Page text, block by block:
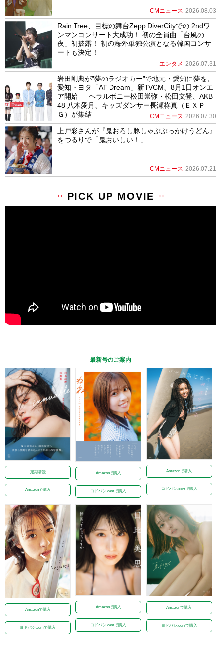
CMニュース 2026.08.03
Rain Tree、目標の舞台Zepp DiverCityでの 2ndワ
ンマンコンサート大成功！ 初の全員曲「台風の
夜」初披露！ 初の海外単独公演となる韓国コンサ
ートも決定！
エンタメ 2026.07.31
岩田剛典が”夢のラジオカー”で地元・愛知に夢を。
愛知トヨタ「AT Dream」新TVCM、8月1日オンエ
ア開始 ― ヘラルボニー松田崇弥・松田文登、AKB
48 八木愛月、キッズダンサー長瀬柊真（ＥＸＰ
Ｇ）が集結 ―
CMニュース 2026.07.30
上戸彩さんが『鬼おろし豚しゃぶぶっかけうどん』
をつるりで「鬼おいしい！」
CMニュース 2026.07.21
PICK UP MOVIE
最新号のご案内
定期購読
Amazonで購入
Amazonで購入
ヨドバシ.comで購入
Amazonで購入
ヨドバシ.comで購入
Amazonで購入
ヨドバシ.comで購入
Amazonで購入
ヨドバシ.comで購入
Amazonで購入
ヨドバシ.comで購入